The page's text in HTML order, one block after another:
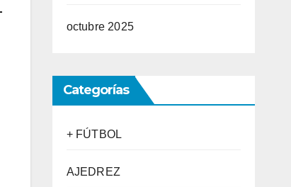
octubre 2025
Categorías
+ FÚTBOL
AJEDREZ